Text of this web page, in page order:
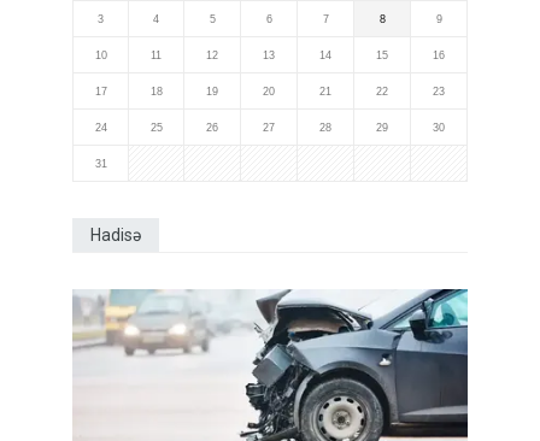
3 4 5 6 7 8 9
10 11 12 13 14 15 16
17 18 19 20 21 22 23
24 25 26 27 28 29 30
31
Hadisə